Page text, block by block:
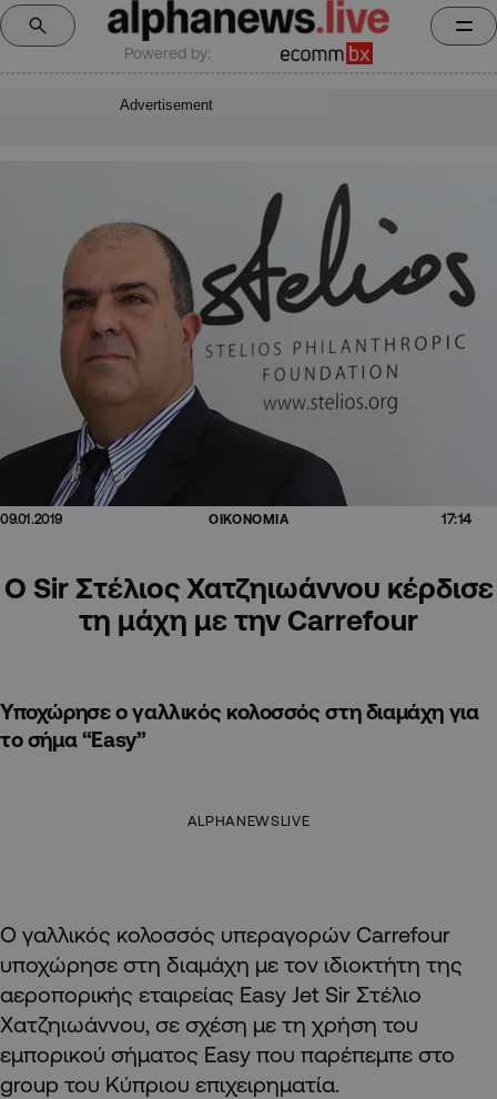
Powered by:
Advertisement
09.01.2019 ΟΙΚΟΝΟΜΙΑ 17:14
Ο Sir Στέλιος Χατζηιωάννου κέρδισε
τη μάχη με την Carrefour
Υποχώρησε ο γαλλικός κολοσσός στη διαμάχη για
το σήμα “Easy”
ALPHANEWSLIVE
Ο γαλλικός κολοσσός υπεραγορών Carrefour
υποχώρησε στη διαμάχη με τον ιδιοκτήτη της
αεροπορικής εταιρείας Easy Jet Sir Στέλιο
Χατζηιωάννου, σε σχέση με τη χρήση του
εμπορικού σήματος Easy που παρέπεμπε στο
group του Κύπριου επιχειρηματία.